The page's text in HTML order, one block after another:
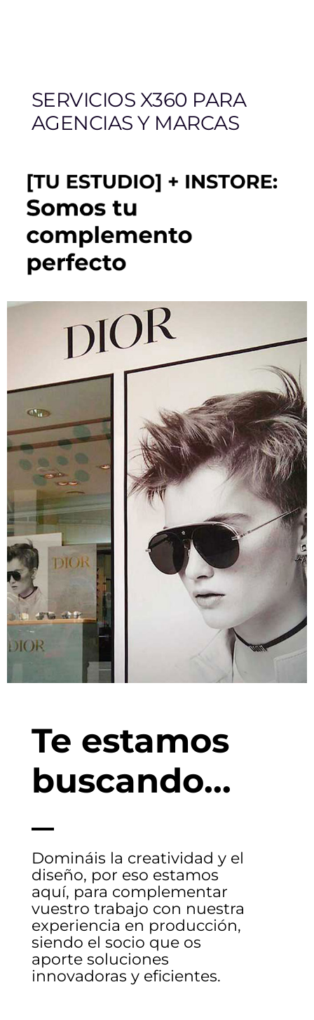
SERVICIOS X360 PARA
AGENCIAS Y MARCAS
Te estamos
buscando...
Domináis la creatividad y el
diseño, por eso estamos
aquí, para complementar
vuestro trabajo con nuestra
experiencia en producción,
siendo el socio que os
aporte soluciones
innovadoras y eficientes.